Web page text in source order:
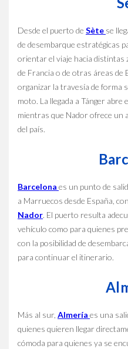
Desde el puerto de Sète se
de desembarque estratégicas
orientar el viaje hacia distintas
de Francia o de otras áreas de
organizar la travesía de forma
moto. La llegada a Tánger
mientras que Nador ofrece un
del país.
Barcelona es un punto de
a Marruecos desde España,
Nador. El puerto resulta
vehículo como para quienes
con la posibilidad de
para continuar el itinerario.
Más al sur, Almería es una
quienes quieren llegar
cómoda para quienes ya se